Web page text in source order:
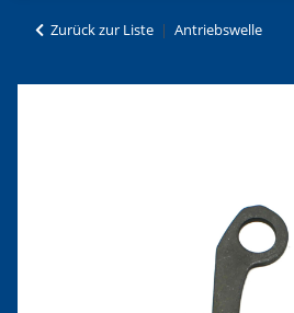
Zurück zur Liste Antriebswelle